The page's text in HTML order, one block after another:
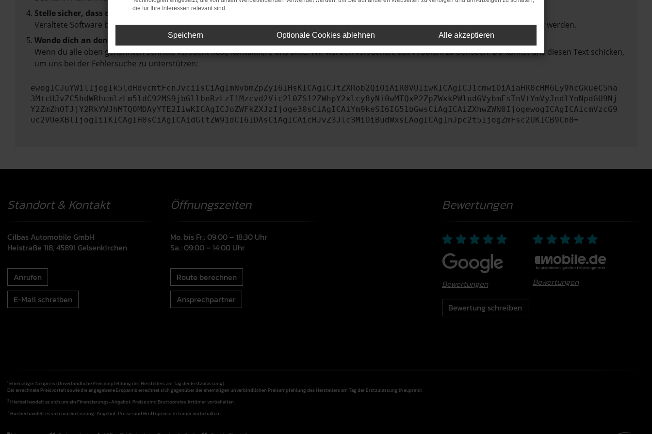
Stelle sicher, dass dein Browser und dein Betriebssystem auf dem neuesten Stand sind.
Veraltete Software birgt nicht nur ein Sicherheitsrisiko, sondern kann auch dazu führen, dass bestimmte Funktionen nicht mehr unterstützt werden.
Wende dich an den Webseitenbetreiber.
Wenn du alle oben genannten Schritte versucht hast, kontaktiere uns bitte. Wir werden versuchen, das Problem zu beheben. Du kannst uns diesen Text schicken,
um uns bei der Fehlersuche zu unterstützen:
ewogICJuYW1lIjogIk5ldHdvcmtFcnJvciIsCiAgImNvbmZpZyI6IHsKICAgICJtZXRob2QiOiAiR0VUIiwKICAgICJ1cmwiOiAiaHR0cHM6Ly9hcGkueC5ha
3MtcHJvZC5hdWRhcmlzLm5ldC92MS9jbGllbnRzLzI1Mzcvd2Vic2l0ZS12ZWhpY2xlcy8yNi0wMTQxP2ZpZWxkPWludGVybmFsTnVtYmVyJndlYnNpdGU9Nj
Y2ZmZhOTJjY2RkYWJhMTQ0MDAyYTE2IiwKICAgICJoZWFkZXJzIjoge30sCiAgICAiYm9keSI6IG51bGwsCiAgICAiZXhwZWN0IjogewogICAgICAicmVzcG9
uc2VUeXBlIjogIiIKICAgIH0sCiAgICAidGltZW91dCI6IDAsCiAgICAicHJvZ3Jlc3MiOiBudWxsLAogICAgInJpc2t5IjogZmFsc2UKICB9Cn0=
Standort & Kontakt
Cilbas Automobile GmbH
Heistraße 118, 45891 Gelsenkirchen
Anrufen
E-Mail schreiben
Öffnungszeiten
Mo. bis Fr.: 09:00 – 18:30 Uhr
Sa.: 09:00 – 14:00 Uhr
Route berechnen
Ansprechpartner
Bewertungen
Bewertungen Bewertungen
Bewertung schreiben
1 Ehemaliger Neupreis (Unverbindliche Preisempfehlung des Herstellers am Tag der Erstzulassung).
Der errechnete Preisvorteil sowie die angegebene Ersparnis errechnet sich gegenüber der ehemaligen unverbindlichen Preisempfehlung des Herstellers am Tag der Erstzulassung (Neupreis).
2Hierbei handelt es sich um ein Finanzierungs-Angebot. Preise sind Bruttopreise. Irrtümer vorbehalten.
3Hierbei handelt es sich um ein Leasing-Angebot. Preise sind Bruttopreise. Irrtümer vorbehalten.
die für Ihre Interessen relevant sind.
Speichern Optionale Cookies ablehnen Alle akzeptieren